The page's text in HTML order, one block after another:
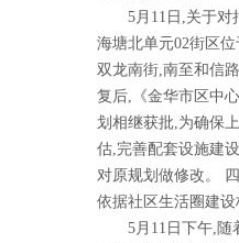
5月11日,关于对拟
海塘北单元02街区
双龙南街,南至和信
复后,《金华市区中
划相继获批,为确保
估,完善配套设施建
对原规划做修改。
依据社区生活圈建
5月11日下午,随着